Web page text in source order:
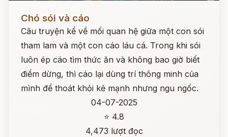
Chó sói và cáo
Câu truyện kể về mối quan hệ giữa một con sói
tham lam và một con cáo láu cá. Trong khi sói
luôn ép cáo tìm thức ăn và không bao giờ biết
điểm dừng, thì cáo lại dùng trí thông minh của
mình để thoát khỏi kẻ mạnh nhưng ngu ngốc.
04-07-2025
⭐ 4.8
4,473 lượt đọc